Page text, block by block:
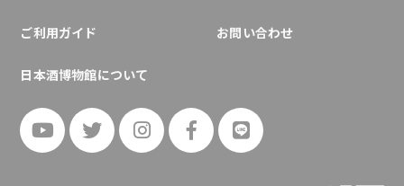
ご利用ガイド お問い合わせ
日本酒博物館について